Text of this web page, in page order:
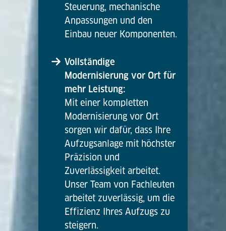
Steuerung, mechanische
Anpassungen und den
Einbau neuer Komponenten.
Vollständige
Modernisierung vor Ort für
mehr Leistung:
Mit einer kompletten
Modernisierung vor Ort
sorgen wir dafür, dass Ihre
Aufzugsanlage mit höchster
Präzision und
Zuverlässigkeit arbeitet.
Unser Team von Fachleuten
arbeitet zuverlässig, um die
Effizienz Ihres Aufzugs zu
steigern.